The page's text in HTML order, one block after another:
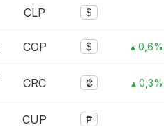
CLP $
COP $ ▴ 0,6%
CRC ₡ ▴ 0,3%
CUP ₱